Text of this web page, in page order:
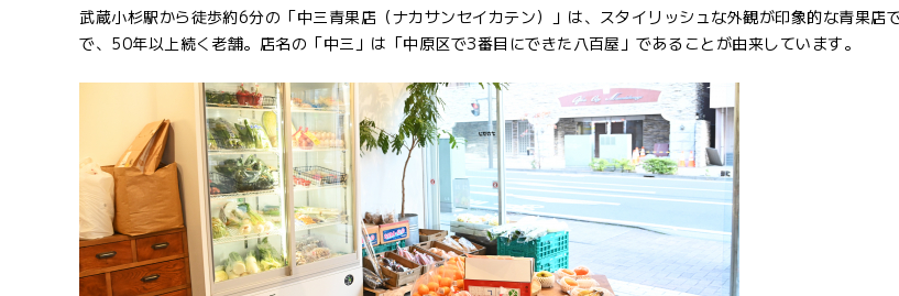
武蔵小杉駅から徒歩約6分の「中三青果店（ナカサンセイカテン）」は、スタイリッシュな外観が印象的な青果店
で、50年以上続く老舗。店名の「中三」は「中原区で3番目にできた八百屋」であることが由来しています。